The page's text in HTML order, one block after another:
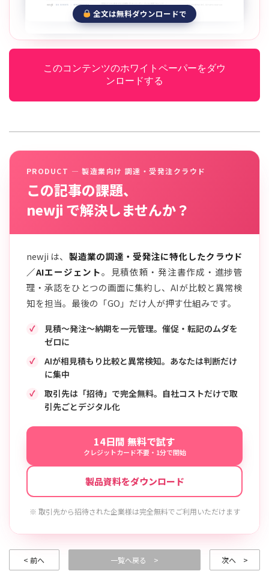
全文は無料ダウンロードで
このコンテンツのホワイトペーパーをダウ
ンロードする
PRODUCT — 製造業向け 調達・受発注クラウド
この記事の課題、
newji で解決しませんか？
newji は、 製造業の調達・受発注に特化したクラウド
／AIエージェント。見積依頼・発注書作成・進捗管
理・承認をひとつの画面に集約し、AIが比較と異常検
知を担当。最後の「GO」だけ人が押す仕組みです。
見積〜発注〜納期を一元管理。催促・転記のムダを
ゼロに
AIが相見積もり比較と異常検知。あなたは判断だけ
に集中
取引先は「招待」で完全無料。自社コストだけで取
引先ごとデジタル化
14日間 無料で試す
クレジットカード不要・1分で開始
製品資料をダウンロード
※ 取引先から招待された企業様は完全無料でご利用いただけます
< 前へ 一覧へ戻る > 次へ >